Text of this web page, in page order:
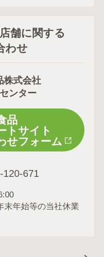
舗に関する
わせ
株式会社
ンター
品
トサイト
せフォーム
120-671
末年始等の当社休業